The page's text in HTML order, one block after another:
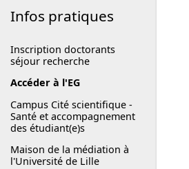
Infos pratiques
Inscription doctorants
séjour recherche
Accéder à l'EG
Campus Cité scientifique -
Santé et accompagnement
des étudiant(e)s
Maison de la médiation à
l'Université de Lille